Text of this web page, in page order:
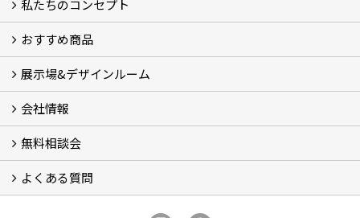
施工事例
お客様の声 (46)
私たちのコンセプト
コンセプト
完成までの流れ
お庭のメンテナンスについて
おすすめ商品
オリジナル帆布のサイクルポート
NEW スマートサイクルポート
おしゃれな物置 (8)
門扉 (6)
ウッドフェンス (16)
アイアンの商品 (6)
ガーデニング雑貨 (3)
ガーデン書&ガーデンアート
こだわりのオリジナル商品 一覧
おすすめの植物 (29)
箱庭ガーデン
ポット苗
展示場&デザインルーム
展示場&デザインルーム
会社情報
会社概要
スタッフ紹介 (11)
ブログ
コラム
アクセス
求人募集
無料相談会
無料相談会
よくある質問
アフターサービス・アフターメンテナンスについて (3)